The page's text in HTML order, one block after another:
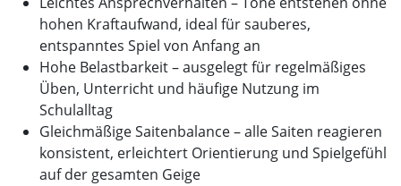
hohen Kraftaufwand, ideal für sauberes,
entspanntes Spiel von Anfang an
Hohe Belastbarkeit – ausgelegt für regelmäßiges
Üben, Unterricht und häufige Nutzung im
Schulalltag
Gleichmäßige Saitenbalance – alle Saiten reagieren
konsistent, erleichtert Orientierung und Spielgefühl
auf der gesamten Geige